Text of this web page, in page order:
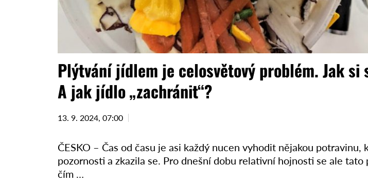
Plýtvání jídlem je celosvětový problém. Jak si
A jak jídlo „zachránit“?
13. 9. 2024, 07:00
ČESKO – Čas od času je asi každý nucen vyhodit nějakou potravinu,
pozornosti a zkazila se. Pro dnešní dobu relativní hojnosti se ale tato
čím …